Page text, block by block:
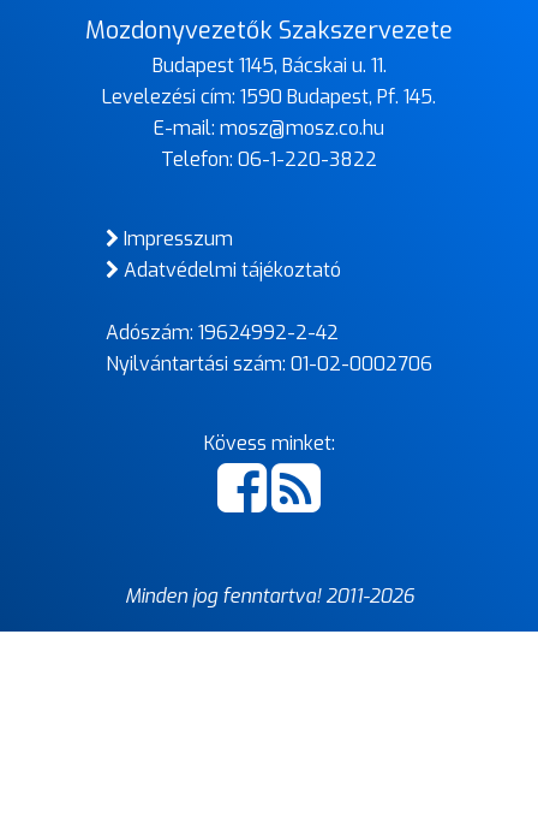
Mozdonyvezetők Szakszervezete
Budapest 1145, Bácskai u. 11.
Levelezési cím: 1590 Budapest, Pf. 145.
E-mail: mosz@mosz.co.hu
Telefon: 06-1-220-3822
Impresszum
Adatvédelmi tájékoztató
Adószám: 19624992-2-42
Nyilvántartási szám: 01-02-0002706
Kövess minket:
Minden jog fenntartva! 2011-2026